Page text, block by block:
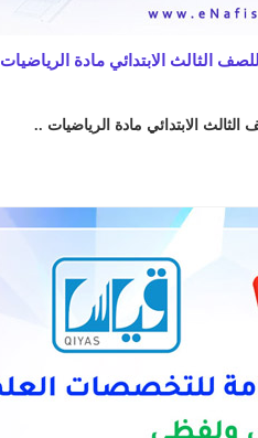
الثالث الابتدائي مادة الرياضيات
الابتدائي مادة الرياضيات ..